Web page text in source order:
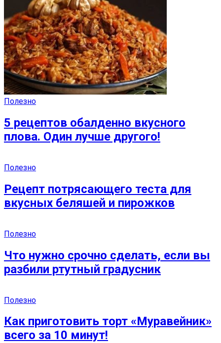
Полезно
5 рецептов обалденно вкусного
плова. Один лучше другого!
Полезно
Рецепт потрясающего теста для
вкусных беляшей и пирожков
Полезно
Что нужно срочно сделать, если вы
разбили ртутный градусник
Полезно
Как приготовить торт «Муравейник»
всего за 10 минут!